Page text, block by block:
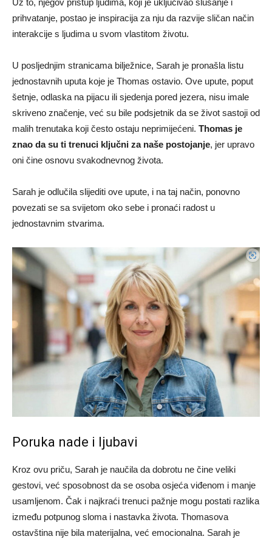
Uz to, njegov pristup ljudima, koji je uključivao slušanje i
prihvatanje, postao je inspiracija za nju da razvije sličan način
interakcije s ljudima u svom vlastitom životu.
U posljednjim stranicama bilježnice, Sarah je pronašla listu
jednostavnih uputa koje je Thomas ostavio. Ove upute, poput
šetnje, odlaska na pijacu ili sjedenja pored jezera, nisu imale
skriveno značenje, već su bile podsjetnik da se život sastoji od
malih trenutaka koji često ostaju neprimijećeni. Thomas je
znao da su ti trenuci ključni za naše postojanje, jer upravo
oni čine osnovu svakodnevnog života.
Sarah je odlučila slijediti ove upute, i na taj način, ponovno
povezati se sa svijetom oko sebe i pronaći radost u
jednostavnim stvarima.
Poruka nade i ljubavi
Kroz ovu priču, Sarah je naučila da dobrotu ne čine veliki
gestovi, već sposobnost da se osoba osjeća viđenom i manje
usamljenom. Čak i najkraći trenuci pažnje mogu postati razlika
između potpunog sloma i nastavka života. Thomasova
ostavština nije bila materijalna, već emocionalna. Sarah je